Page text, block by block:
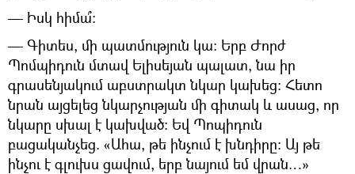
— Իսկ հիմա՞:
— Գիտես, մի պատմություն կա: Երբ Ժորժ
Պոմպիդուն մտավ Ելիսեյան պալատ, նա իր
գրասենյակում աբստրակտ նկար կախեց: Հետո
նրան այցելեց նկարչության մի գիտակ և ասաց, որ
նկարը սխալ է կախված: Եվ Պոպիդուն
բացականչեց. «Ահա, թե ինչում է խնդիրը: Այ թե
ինչու է գլուխս ցավում, երբ նայում եմ վրան…»